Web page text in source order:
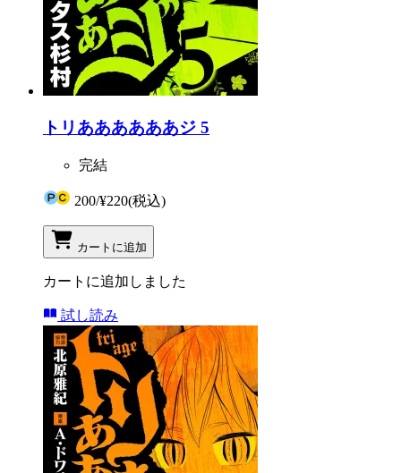
トリああああああジ 5
完結
200/¥220(税込)
カートに追加
カートに追加しました
試し読み